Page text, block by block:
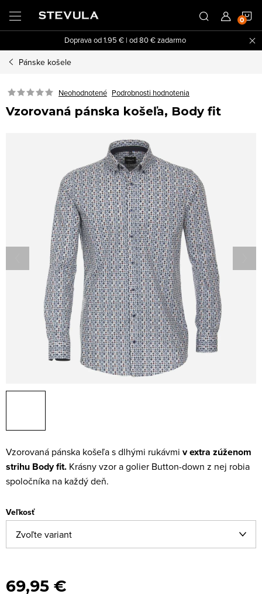
obsah
Doprava od 1.95 € | od 80 € zadarmo
Pánske košele
Neohodnotené Podrobnosti hodnotenia
Vzorovaná pánska košeľa, Body fit
Vzorovaná pánska košeľa s dlhými rukávmi v extra zúženom
strihu Body fit. Krásny vzor a golier Button-down z nej robia
spoločníka na každý deň.
Veľkosť
69,95 €